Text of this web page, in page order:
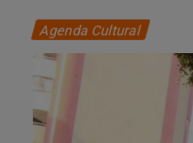
Agenda Cultural